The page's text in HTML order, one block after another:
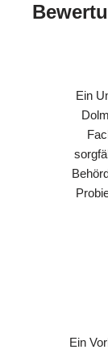
Ein
Ein